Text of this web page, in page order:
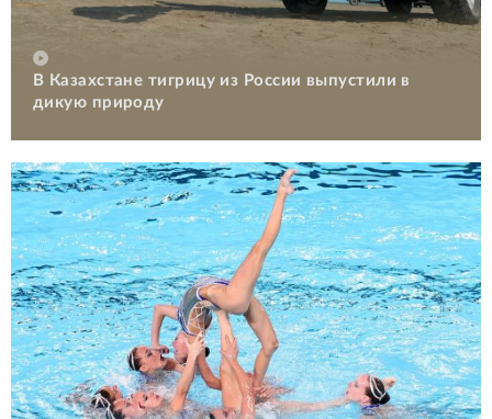
В Казахстане тигрицу из России выпустили в
дикую природу